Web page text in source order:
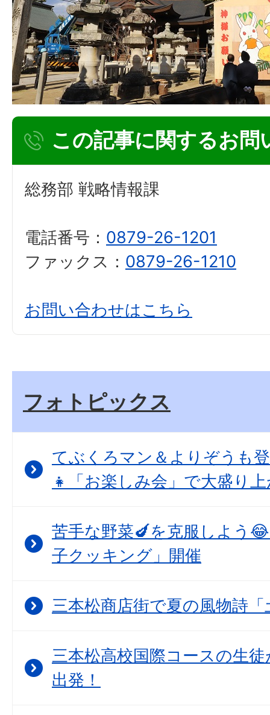
この記事に関するお問
総務部 戦略情報課
電話番号： 0879-26-1201
ファックス： 0879-26-1210
お問い合わせはこちら
フォトピックス
てぶくろマン＆よりぞうも
👧「お楽しみ会」で大盛り
苦手な野菜🍆を克服しよう
子クッキング」開催
三本松商店街で夏の風物詩
三本松高校国際コースの生
出発！